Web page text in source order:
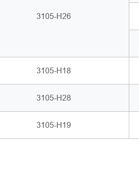
3105-H26
3105-H18
3105-H28
3105-H19